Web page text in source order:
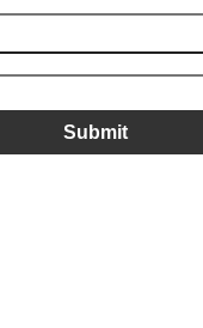
Submit